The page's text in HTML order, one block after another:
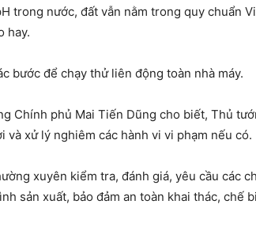
trong nước, đất vẫn nằm trong quy chuẩn
hay.
bước để chạy thử liên động toàn nhà máy.
Chính phủ Mai Tiến Dũng cho biết, Thủ
xử lý nghiêm các hành vi vi phạm nếu có.
xuyên kiểm tra, đánh giá, yêu cầu các
sản xuất, bảo đảm an toàn khai thác, chế